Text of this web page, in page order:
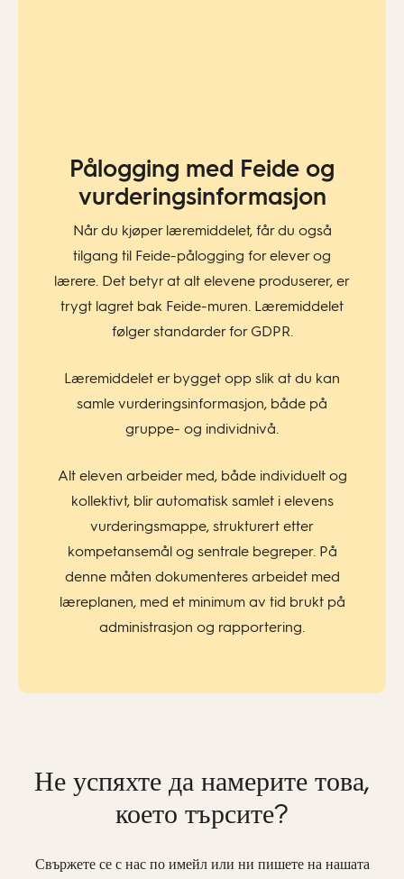
Pålogging med Feide og
vurderingsinformasjon​
Når du kjøper læremiddelet, får du også
tilgang til Feide-pålogging for elever og
lærere. Det betyr at alt elevene produserer, er
trygt lagret bak Feide-muren. Læremiddelet
følger standarder for GDPR.
Læremiddelet er bygget opp slik at du kan
samle vurderingsinformasjon, både på
gruppe- og individnivå.
Alt eleven arbeider med, både individuelt og
kollektivt, blir automatisk samlet i elevens
vurderingsmappe, strukturert etter
kompetansemål og sentrale begreper. På
denne måten dokumenteres arbeidet med
læreplanen, med et minimum av tid brukt på
administrasjon og rapportering.
Не успяхте да намерите това,
което търсите?
Свържете се с нас по имейл или ни пишете на нашата